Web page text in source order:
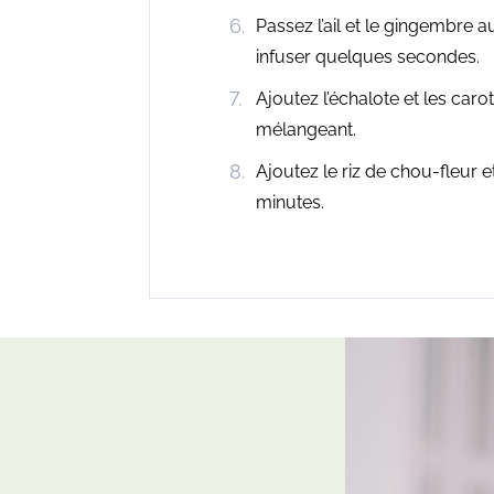
Passez l’ail et le gingembre
infuser quelques secondes.
Ajoutez l’échalote et les
mélangeant.
Ajoutez le riz de chou-fleur
minutes.